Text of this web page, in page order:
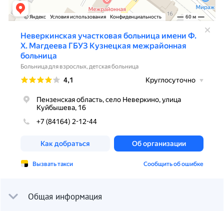
Общая информация